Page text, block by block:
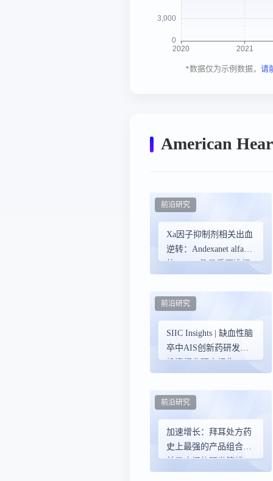
*数据仅为示例数据， 请
American
Xa因子抑制剂相关出血
逆转：Andexanet alfa之
外，PCC仍是重要选择
前沿研究
SIIC Insights | 缺血性脑
卒中AIS创新药研发与
投资行业研究报告
前沿研究
加速增长：拜耳处方药
史上最强的产品组合和
前景广阔的研发管线
前沿研究